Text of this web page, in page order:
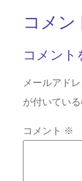
コメン
コメント
メールアド
が付いてい
コメント ※